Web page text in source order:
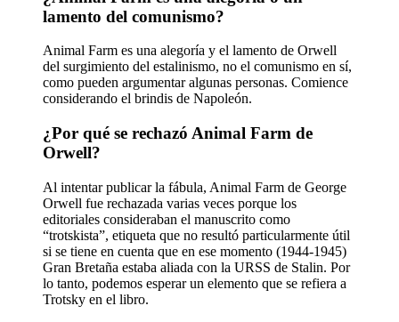
lamento del comunismo?
Animal Farm es una alegoría y el lamento de Orwell
del surgimiento del estalinismo, no el comunismo en sí,
como pueden argumentar algunas personas. Comience
considerando el brindis de Napoleón.
¿Por qué se rechazó Animal Farm de
Orwell?
Al intentar publicar la fábula, Animal Farm de George
Orwell fue rechazada varias veces porque los
editoriales consideraban el manuscrito como
“trotskista”, etiqueta que no resultó particularmente útil
si se tiene en cuenta que en ese momento (1944-1945)
Gran Bretaña estaba aliada con la URSS de Stalin. Por
lo tanto, podemos esperar un elemento que se refiera a
Trotsky en el libro.